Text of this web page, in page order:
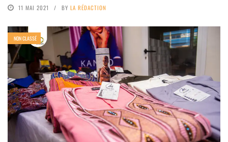
11 MAI 2021 BY LA RÉDACTION
NON CLASSÉ